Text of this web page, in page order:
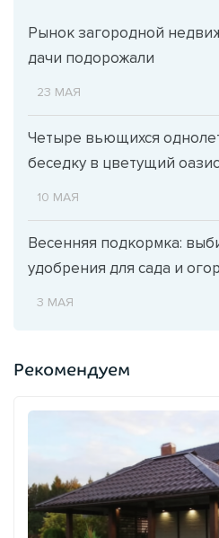
Рынок загородной
дачи подорожали
23 МАЯ
Четыре вьющихся
беседку в цветущий оазис
10 МАЯ
Весенняя подкормка:
удобрения для сада и
3 МАЯ
Рекомендуем